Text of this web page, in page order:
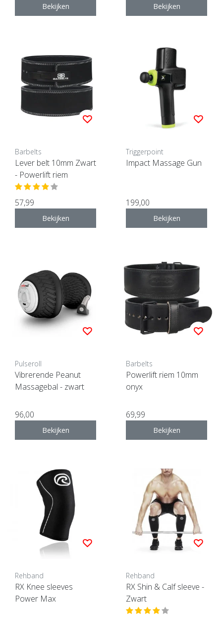
Bekijken Bekijken
Barbelts
Lever belt 10mm Zwart
- Powerlift riem
57,99
Bekijken
Triggerpoint
Impact Massage Gun
199,00
Bekijken
Pulseroll
Vibrerende Peanut
Massagebal - zwart
96,00
Bekijken
Barbelts
Powerlift riem 10mm
onyx
69,99
Bekijken
Rehband
RX Knee sleeves
Power Max
Rehband
RX Shin & Calf sleeve -
Zwart